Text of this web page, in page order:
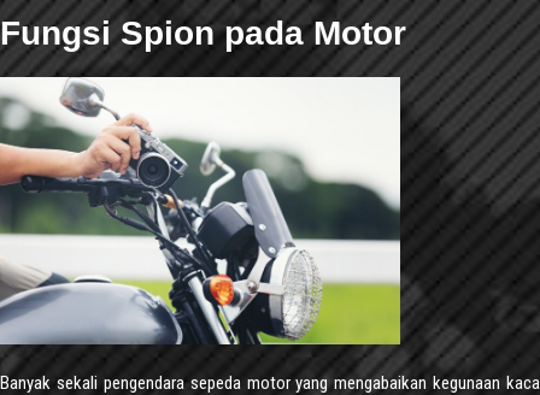
Fungsi Spion pada Motor
Banyak sekali pengendara sepeda motor yang mengabaikan kegunaan kaca